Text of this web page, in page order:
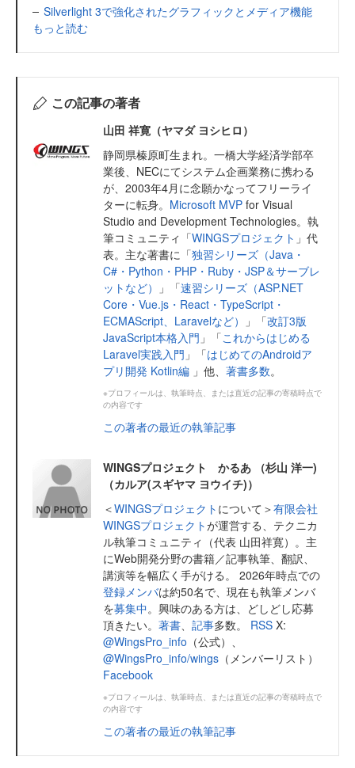
Silverlight 3で強化されたグラフィックとメディア機能
もっと読む
この記事の著者
山田 祥寛（ヤマダ ヨシヒロ）
静岡県榛原町生まれ。一橋大学経済学部卒
業後、NECにてシステム企画業務に携わる
が、2003年4月に念願かなってフリーライ
ターに転身。 Microsoft MVP for Visual
Studio and Development Technologies。執
筆コミュニティ「WINGSプロジェクト 」代
表。主な著書に「独習シリーズ（Java・
C#・Python・PHP・Ruby・JSP＆サーブレ
ットなど）
」「速習シリーズ（ASP.NET
Core・Vue.js・React・TypeScript・
ECMAScript、Laravelなど）
」「改訂3版
JavaScript本格入門 」「これからはじめる
Laravel実践入門 」「はじめてのAndroidア
プリ開発 Kotlin編 」他、 著書多数。
※プロフィールは、執筆時点、または直近の記事の寄稿時点で
の内容です
この著者の最近の執筆記事
WINGSプロジェクト かるあ （杉山 洋一)
（カルア(スギヤマ ヨウイチ)）
＜WINGSプロジェクト について＞有限会社
WINGSプロジェクトが運営する、テクニカ
ル執筆コミュニティ（代表 山田祥寛）。主
にWeb開発分野の書籍／記事執筆、翻訳、
講演等を幅広く手がける。 2026年時点での
登録メンバは約50名で、現在も執筆メンバ
を募集中。興味のある方は、どしどし応募
頂きたい。 著書、 記事多数。 RSS X:
@WingsPro_info （公式）、
@WingsPro_info/wings （メンバーリスト）
Facebook
※プロフィールは、執筆時点、または直近の記事の寄稿時点で
の内容です
この著者の最近の執筆記事